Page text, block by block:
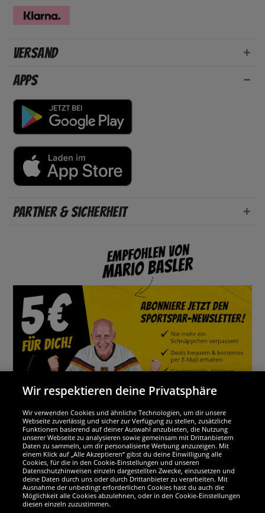
Versand
Apps
Partner & Sicherheit
Wir sind ausgezeichnet
Wir respektieren deine Privatsphäre
Wir verwenden Cookies und ähnliche Technologien, um dir unsere
Webseite zuverlässig und sicher zur Verfügung zu stellen, zusätzliche
Funktionen basierend auf deiner Auswahl anzubieten, die Nutzung
unserer Webseite zu analysieren sowie gemeinsam mit Drittanbietern
Daten zu sammeln, um dir personalisierte Werbung anzuzeigen. Mit
einem Klick auf „Alle Akzeptieren“ gibst du deine Einwilligung alle
Cookies, für die in den Cookie-Einstellungen und unseren
Datenschutzhinweisen einzeln dargestellten Zwecke, einzusetzen und
deine Daten durch uns oder durch Drittanbieter zu verarbeiten. Mit
Ausnahme der unbedingt erforderlichen Cookies hast du auch die
Möglichkeit alle Cookies abzulehnen, oder in den Cookie-Einstellungen
diesen einzeln zuzustimmen.